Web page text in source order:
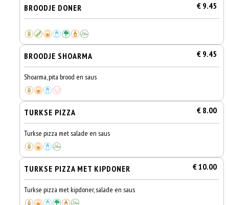
BROODJE DONER € 9.45
BROODJE SHOARMA € 9.45
Shoarma, pita brood en saus
TURKSE PIZZA € 8.00
Turkse pizza met salade en saus
TURKSE PIZZA MET KIPDONER € 10.00
Turkse pizza met kipdoner, salade en saus